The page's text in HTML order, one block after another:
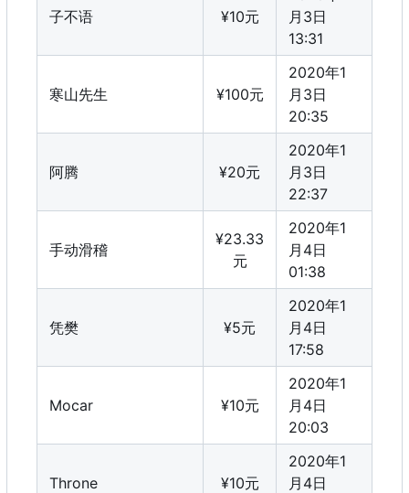
子不语 ¥10元
月3日
13:31
寒山先生 ¥100元
2020年1
月3日
20:35
阿腾 ¥20元
2020年1
月3日
22:37
手动滑稽
¥23.33
元
2020年1
月4日
01:38
凭樊 ¥5元
2020年1
月4日
17:58
Mocar ¥10元
2020年1
月4日
20:03
Throne ¥10元
2020年1
月4日